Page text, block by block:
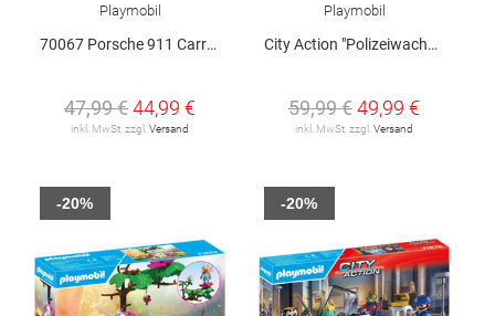
Playmobil
70067 Porsche 911 Carrera 4S Polizei
47,99 €44,99 €
inkl. MwSt. zzgl. Versand
Playmobil
City Action "Polizeiwache mit Fahndungsraum", 71874
59,99 €49,99 €
inkl. MwSt. zzgl. Versand
-20% -20%